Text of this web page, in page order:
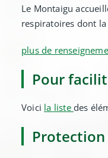
Le Montaigu
respiratoires dont
plus de
Pour
Voici la listedes
Protection